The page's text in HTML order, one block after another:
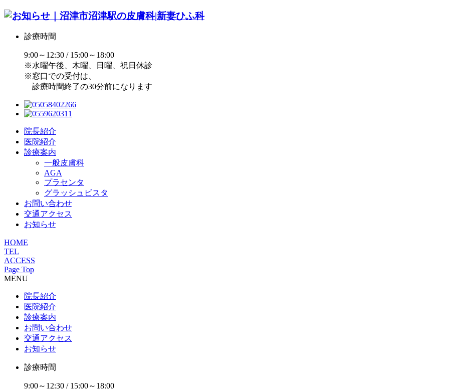
診療時間
9:00～12:30 / 15:00～18:00
※水曜午後、木曜、日曜、祝日休診
※窓口での受付は、
診療時間終了の30分前になります
院長紹介
医院紹介
診療案内
一般皮膚科
AGA
プラセンタ
グラッシュビスタ
お問い合わせ
交通アクセス
お知らせ
HOME
TEL
ACCESS
Page Top
MENU
院長紹介
医院紹介
診療案内
お問い合わせ
交通アクセス
お知らせ
診療時間
9:00～12:30 / 15:00～18:00